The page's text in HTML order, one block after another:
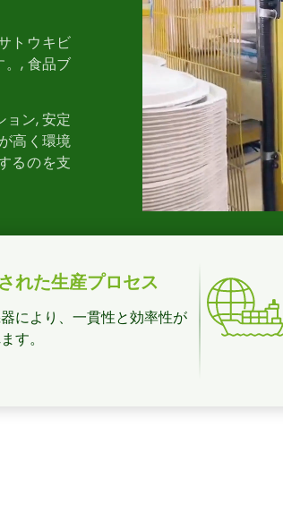
トウキビ
, 食品ブ
ョン, 安定
高く環境
るのを支
れた生産プロセス
により、一貫性と効率性が
す。